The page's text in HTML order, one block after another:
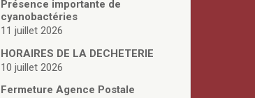
Présence importante de
cyanobactéries
11 juillet 2026
HORAIRES DE LA DECHETERIE
10 juillet 2026
Fermeture Agence Postale